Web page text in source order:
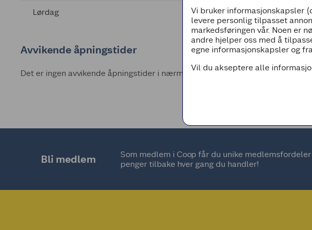
Lørdag 06:00 -
Avvikende åpningstider
Det er ingen avvikende åpningstider i nærmeste fremtid
Bli medlem
Som medlem i Coop får du unike
penger tilbake hver gang du handler!
Vi bruker informasjonskapsler
levere personlig tilpasset
markedsføringen vår. Noen er
andre hjelper oss med å
egne informasjonskapsler og
Vil du akseptere alle